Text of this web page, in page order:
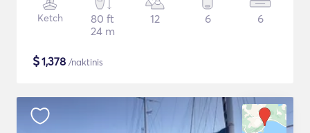
Ketch
80 ft
24 m
12 6 6
$1,378 /naktinis